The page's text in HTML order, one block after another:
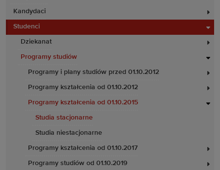
Kandydaci
Studenci
Dziekanat
Programy studiów
Programy i plany studiów przed 01.10.2012
Programy kształcenia od 01.10.2012
Programy kształcenia od 01.10.2015
Studia stacjonarne
Studia niestacjonarne
Programy kształcenia od 01.10.2017
Programy studiów od 01.10.2019